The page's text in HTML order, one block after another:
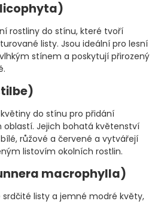
rostliny do stínu, které tvoří
listy. Jsou ideální pro lesní
stínem a poskytují přirozený
do stínu pro přidání
oblastí. Jejich bohatá květenství
růžové a červené a vytvářejí
listovím okolních rostlin.
macrophylla)
srdčité listy a jemné modré květy,